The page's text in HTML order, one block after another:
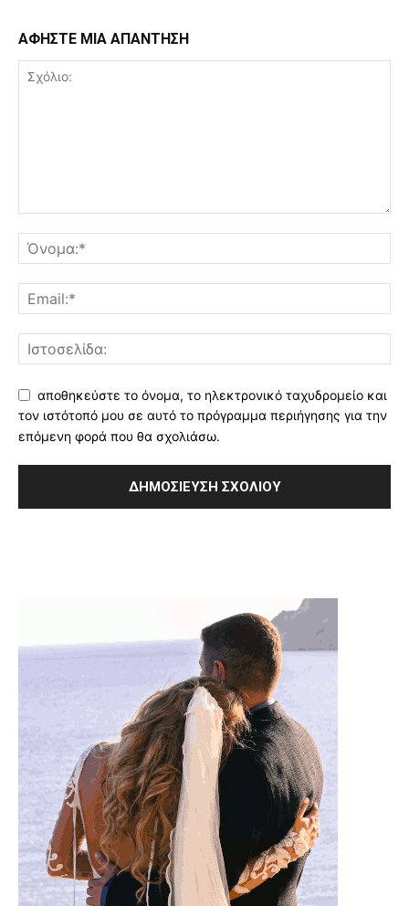
ΑΦΗΣΤΕ ΜΙΑ ΑΠΑΝΤΗΣΗ
αποθηκεύστε το όνομα, το ηλεκτρονικό ταχυδρομείο και
τον ιστότοπό μου σε αυτό το πρόγραμμα περιήγησης για την
επόμενη φορά που θα σχολιάσω.